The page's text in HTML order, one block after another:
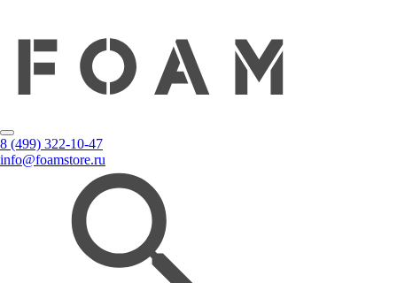
8 (499) 322-10-47
info@foamstore.ru